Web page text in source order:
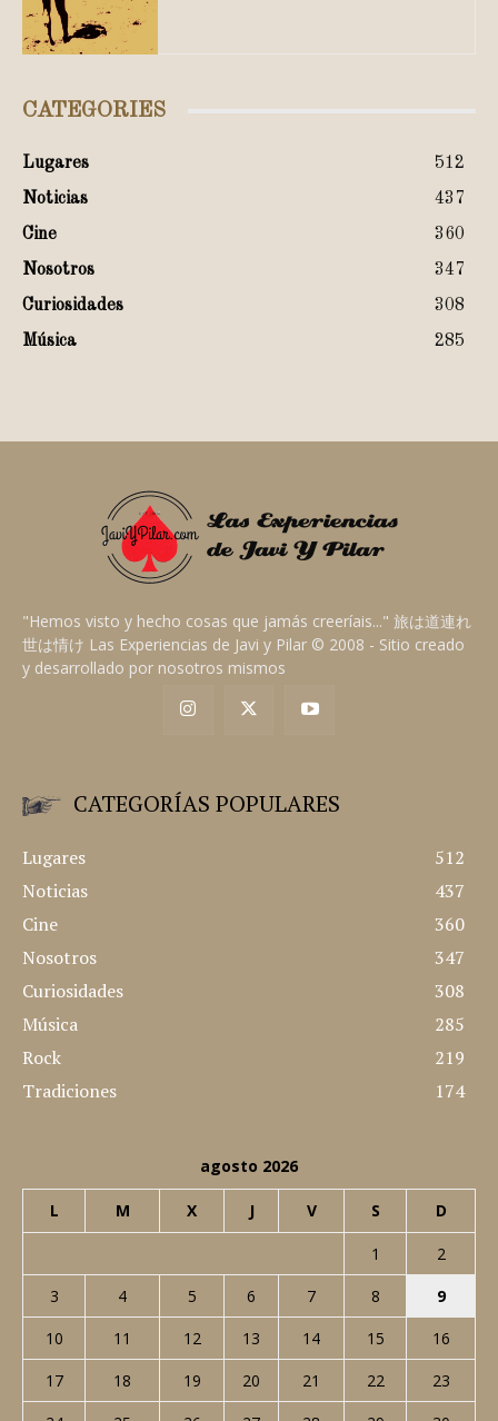
CATEGORIES
Lugares
512
Noticias
437
Cine
360
Nosotros
347
Curiosidades
308
Música
285
"Hemos visto y hecho cosas que jamás creeríais..." 旅は道連れ
世は情け Las Experiencias de Javi y Pilar © 2008 - Sitio creado
y desarrollado por nosotros mismos
CATEGORÍAS POPULARES
Lugares
512
Noticias
437
Cine
360
Nosotros
347
Curiosidades
308
Música
285
Rock
219
Tradiciones
174
agosto 2026
L M X J V S D
1
2
3
4 5 6 7 8
9
10
11 12 13 14 15
16
17
18 19 20 21 22
23